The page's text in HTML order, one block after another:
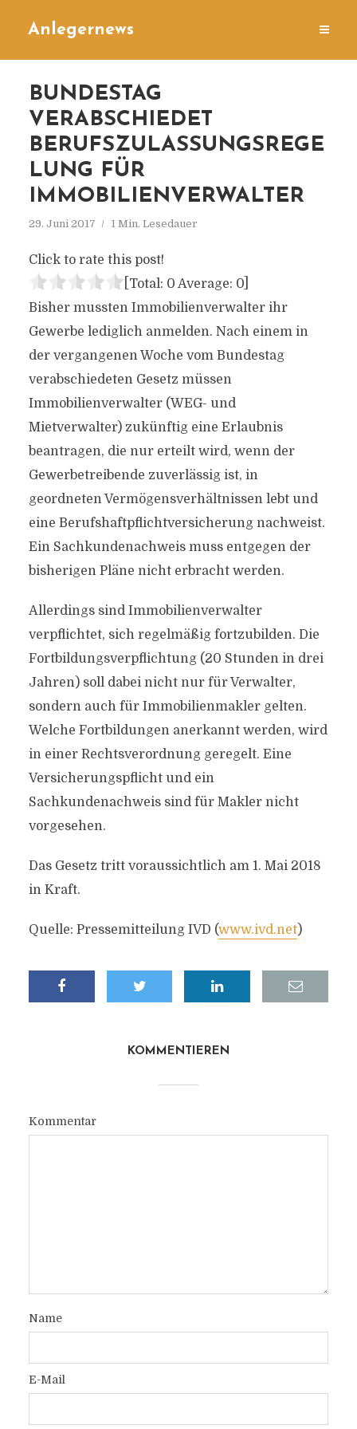
Anlegernews
BUNDESTAG
VERABSCHIEDET
BERUFSZULASSUNGSREGE
LUNG FÜR
IMMOBILIENVERWALTER
29. Juni 2017 1 Min. Lesedauer
Click to rate this post!
[Total: 0 Average: 0]
Bisher mussten Immobilienverwalter ihr
Gewerbe lediglich anmelden. Nach einem in
der vergangenen Woche vom Bundestag
verabschiedeten Gesetz müssen
Immobilienverwalter (WEG- und
Mietverwalter) zukünftig eine Erlaubnis
beantragen, die nur erteilt wird, wenn der
Gewerbetreibende zuverlässig ist, in
geordneten Vermögensverhältnissen lebt und
eine Berufshaftpflichtversicherung nachweist.
Ein Sachkundenachweis muss entgegen der
bisherigen Pläne nicht erbracht werden.
Allerdings sind Immobilienverwalter
verpflichtet, sich regelmäßig fortzubilden. Die
Fortbildungsverpflichtung (20 Stunden in drei
Jahren) soll dabei nicht nur für Verwalter,
sondern auch für Immobilienmakler gelten.
Welche Fortbildungen anerkannt werden, wird
in einer Rechtsverordnung geregelt. Eine
Versicherungspflicht und ein
Sachkundenachweis sind für Makler nicht
vorgesehen.
Das Gesetz tritt voraussichtlich am 1. Mai 2018
in Kraft.
Quelle: Pressemitteilung IVD (www.ivd.net)
KOMMENTIEREN
Kommentar
Name
E-Mail